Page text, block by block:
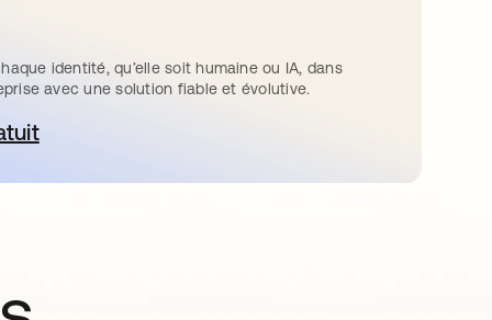
identité, qu’elle soit humaine ou IA, dans
avec une solution fiable et évolutive.
dans un nouvel onglet